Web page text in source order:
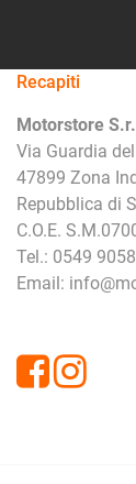
Recapiti
Motorstore
Via Guardia
47899 Zona
Repubblica di
C.O.E.
Tel.: 0549
Email:
Facebook